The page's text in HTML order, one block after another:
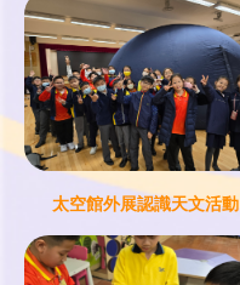
太空館外展認識天文活動